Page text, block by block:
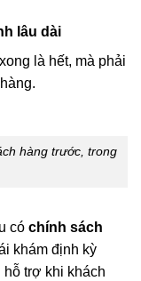
lâu dài
là hết, mà phải
hàng trước, trong
có chính sách
khám định kỳ
trợ khi khách